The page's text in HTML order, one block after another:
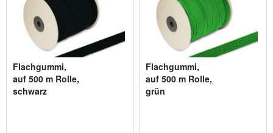
Flachgummi,
auf 500 m Rolle,
schwarz
Flachgummi,
auf 500 m Rolle,
grün